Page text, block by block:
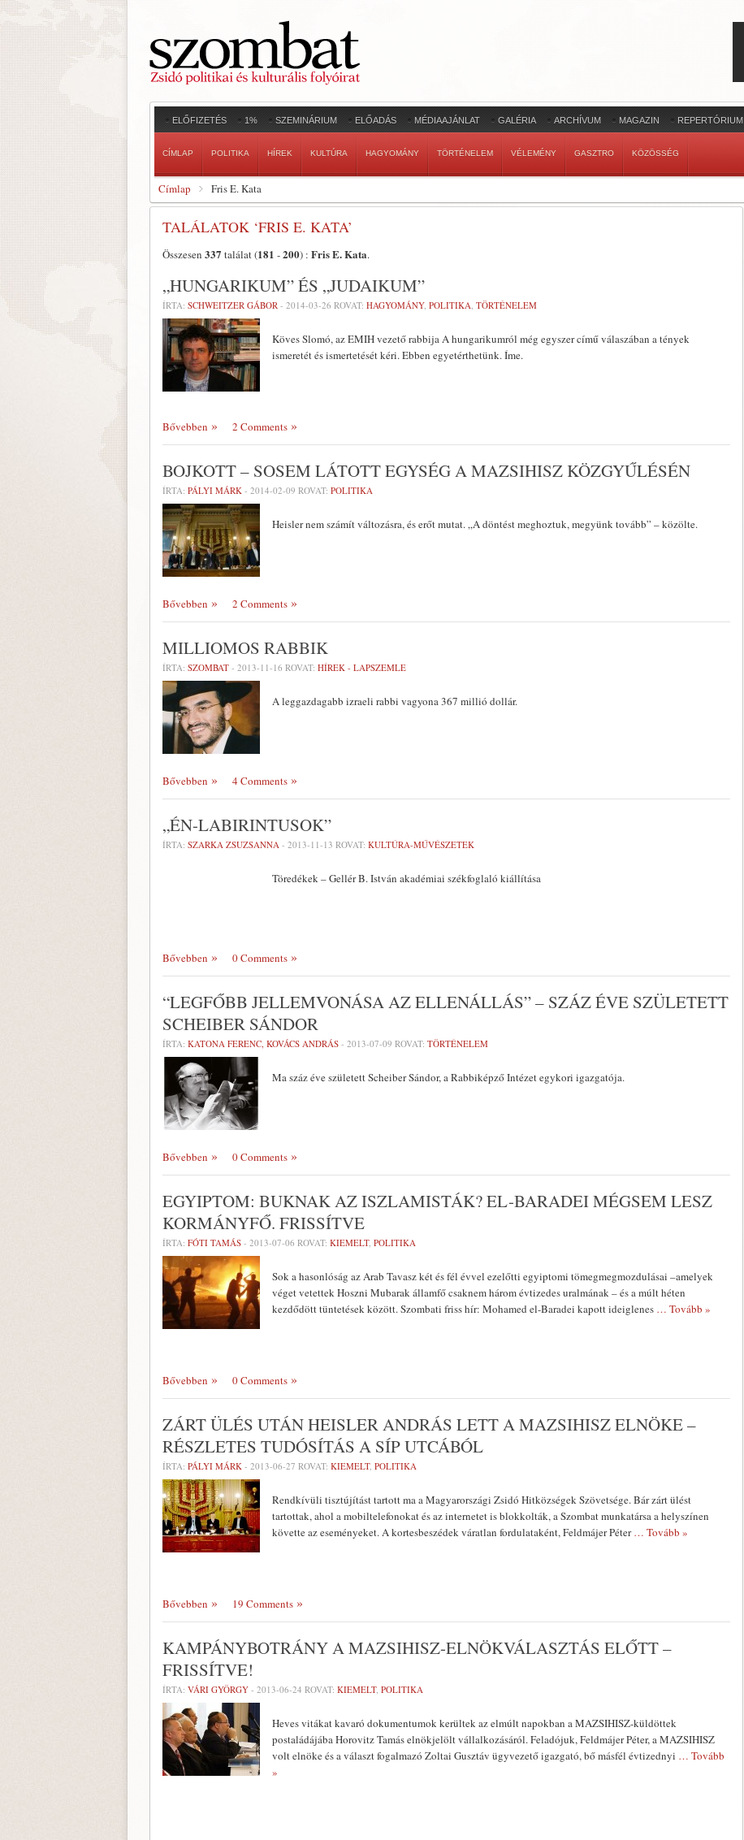
ELŐFIZETÉS 1% SZEMINÁRIUM ELŐADÁS MÉDIAAJÁNLAT GALÉRIA ARCHÍVUM MAGAZIN REPERTÓRIUM
CÍMLAP POLITIKA HÍREK KULTÚRA HAGYOMÁNY TÖRTÉNELEM VÉLEMÉNY GASZTRO KÖZÖSSÉG
Címlap Fris E. Kata
TALÁLATOK ‘FRIS E. KATA’
Összesen 337 találat (181 -200) : Fris E. Kata.
„HUNGARIKUM” ÉS „JUDAIKUM”
ÍRTA: SCHWEITZER GÁBOR - 2014-03-26 ROVAT: HAGYOMÁNY, POLITIKA, TÖRTÉNELEM
Köves Slomó, az EMIH vezető rabbija A hungarikumról még egyszer című válaszában a tények
ismeretét és ismertetését kéri. Ebben egyetérthetünk. Íme.
Bővebben 2 Comments
BOJKOTT – SOSEM LÁTOTT EGYSÉG A MAZSIHISZ KÖZGYŰLÉSÉN
ÍRTA: PÁLYI MÁRK - 2014-02-09 ROVAT: POLITIKA
Heisler nem számít változásra, és erőt mutat. „A döntést meghoztuk, megyünk tovább” – közölte.
Bővebben 2 Comments
MILLIOMOS RABBIK
ÍRTA: SZOMBAT - 2013-11-16 ROVAT: HÍREK - LAPSZEMLE
A leggazdagabb izraeli rabbi vagyona 367 millió dollár.
Bővebben 4 Comments
„ÉN-LABIRINTUSOK”
ÍRTA: SZARKA ZSUZSANNA - 2013-11-13 ROVAT: KULTÚRA-MŰVÉSZETEK
Töredékek – Gellér B. István akadémiai székfoglaló kiállítása
Bővebben 0 Comments
“LEGFŐBB JELLEMVONÁSA AZ ELLENÁLLÁS” – SZÁZ ÉVE SZÜLETETT
SCHEIBER SÁNDOR
ÍRTA: KATONA FERENC, KOVÁCS ANDRÁS - 2013-07-09 ROVAT: TÖRTÉNELEM
Ma száz éve született Scheiber Sándor, a Rabbiképző Intézet egykori igazgatója.
Bővebben 0 Comments
EGYIPTOM: BUKNAK AZ ISZLAMISTÁK? EL-BARADEI MÉGSEM LESZ
KORMÁNYFŐ. FRISSÍTVE
ÍRTA: FÓTI TAMÁS - 2013-07-06 ROVAT: KIEMELT, POLITIKA
Sok a hasonlóság az Arab Tavasz két és fél évvel ezelőtti egyiptomi tömegmegmozdulásai –amelyek
véget vetettek Hoszni Mubarak államfő csaknem három évtizedes uralmának – és a múlt héten
kezdődött tüntetések között. Szombati friss hír: Mohamed el-Baradei kapott ideiglenes … Tovább »
Bővebben 0 Comments
ZÁRT ÜLÉS UTÁN HEISLER ANDRÁS LETT A MAZSIHISZ ELNÖKE –
RÉSZLETES TUDÓSÍTÁS A SÍP UTCÁBÓL
ÍRTA: PÁLYI MÁRK - 2013-06-27 ROVAT: KIEMELT, POLITIKA
Rendkívüli tisztújítást tartott ma a Magyarországi Zsidó Hitközségek Szövetsége. Bár zárt ülést
tartottak, ahol a mobiltelefonokat és az internetet is blokkolták, a Szombat munkatársa a helyszínen
követte az eseményeket. A kortesbeszédek váratlan fordulataként, Feldmájer Péter… Tovább »
Bővebben 19 Comments
KAMPÁNYBOTRÁNY A MAZSIHISZ-ELNÖKVÁLASZTÁS ELŐTT –
FRISSÍTVE!
ÍRTA: VÁRI GYÖRGY - 2013-06-24 ROVAT: KIEMELT, POLITIKA
Heves vitákat kavaró dokumentumok kerültek az elmúlt napokban a MAZSIHISZ-küldöttek
postaládájába Horovitz Tamás elnökjelölt vállalkozásáról. Feladójuk, Feldmájer Péter, a MAZSIHISZ
volt elnöke és a választ fogalmazó Zoltai Gusztáv ügyvezető igazgató, bő másfél évtizednyi … Tovább
»